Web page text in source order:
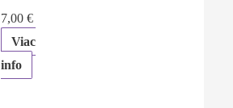
7,00 €
Viac
info